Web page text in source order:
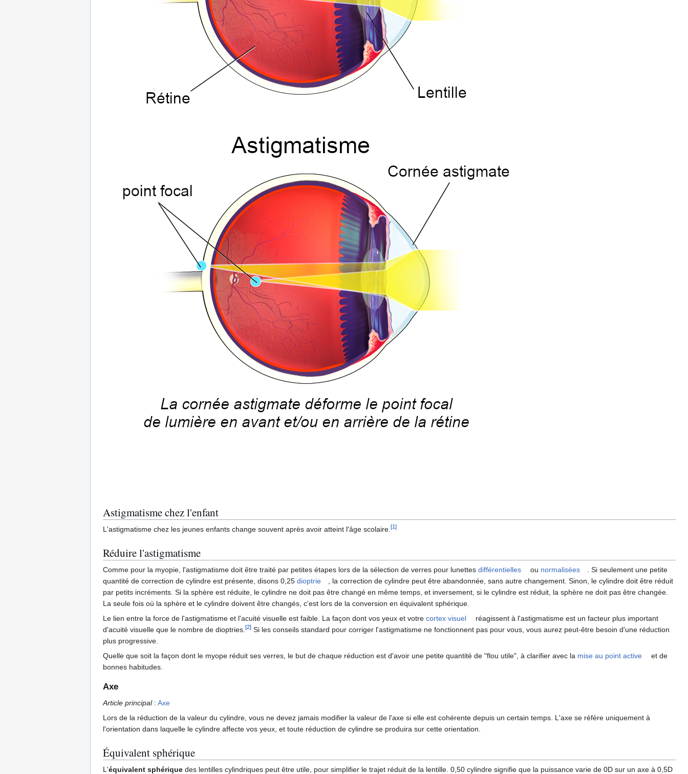
Astigmatisme chez l'enfant
L'astigmatisme chez les jeunes enfants change souvent après avoir atteint l'âge scolaire. [1]
Réduire l'astigmatisme
Comme pour la myopie, l'astigmatisme doit être traité par petites étapes lors de la sélection de verres pour lunettes différentielles ou normalisées
. Si seulement une petite
quantité de correction de cylindre est présente, disons 0,25 dioptrie
, la correction de cylindre peut être abandonnée, sans autre changement. Sinon, le cylindre doit être réduit
par petits incréments. Si la sphère est réduite, le cylindre ne doit pas être changé en même temps, et inversement, si le cylindre est réduit, la sphère ne doit pas être changée.
La seule fois où la sphère et le cylindre doivent être changés, c'est lors de la conversion en équivalent sphérique.
Le lien entre la force de l'astigmatisme et l'acuité visuelle est faible. La façon dont vos yeux et votre cortex visuel
réagissent à l'astigmatisme est un facteur plus important
d'acuité visuelle que le nombre de dioptries. [2] Si les conseils standard pour corriger l'astigmatisme ne fonctionnent pas pour vous, vous aurez peut-être besoin d'une réduction
plus progressive.
Quelle que soit la façon dont le myope réduit ses verres, le but de chaque réduction est d'avoir une petite quantité de "flou utile", à clarifier avec la mise au point active
et de
bonnes habitudes.
Axe
Article principal: Axe
Lors de la réduction de la valeur du cylindre, vous ne devez jamais modifier la valeur de l'axe si elle est cohérente depuis un certain temps. L'axe se réfère uniquement à
l'orientation dans laquelle le cylindre affecte vos yeux, et toute réduction de cylindre se produira sur cette orientation.
Équivalent sphérique
L'équivalent sphérique des lentilles cylindriques peut être utile, pour simplifier le trajet réduit de la lentille. 0,50 cylindre signifie que la puissance varie de 0D sur un axe à 0,5D